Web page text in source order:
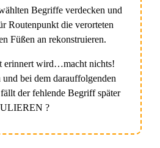
Begriffe verdecken und
Routenpunkt die verorteten
Füßen an rekonstruieren.
erinnert wird…macht nichts!
bei dem darauffolgenden
der fehlende Begriff später
?